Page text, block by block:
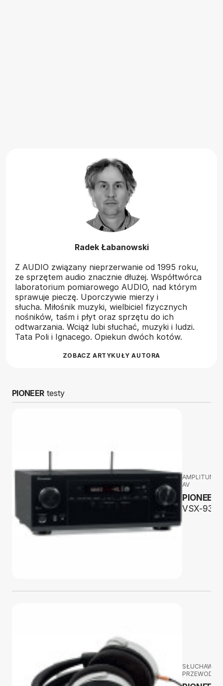
Radek Łabanowski
Z AUDIO związany nieprzerwanie od 1995 roku,
ze sprzętem audio znacznie dłużej. Współtwórca
laboratorium pomiarowego AUDIO, nad którym
sprawuje pieczę. Uporczywie mierzy i
słucha. Miłośnik muzyki, wielbiciel fizycznych
nośników, taśm i płyt oraz sprzętu do ich
odtwarzania. Wciąż lubi słuchać, muzyki i ludzi.
Tata Poli i Ignacego. Opiekun dwóch kotów.
ZOBACZ ARTYKUŁY AUTORA
PIONEERtesty
AV
PIONEER
VSX-935
SŁUCHAWKI